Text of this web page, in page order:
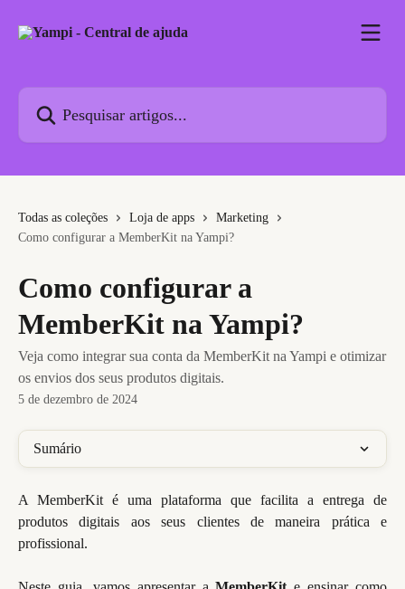
Todas as coleções Loja de apps
Marketing
Como configurar a MemberKit na Yampi?
Como configurar a
MemberKit na Yampi?
Veja como integrar sua conta da MemberKit na Yampi e otimizar
os envios dos seus produtos digitais.
5 de dezembro de 2024
Sumário
A MemberKit é uma plataforma que facilita a entrega de
produtos digitais aos seus clientes de maneira prática e
profissional.